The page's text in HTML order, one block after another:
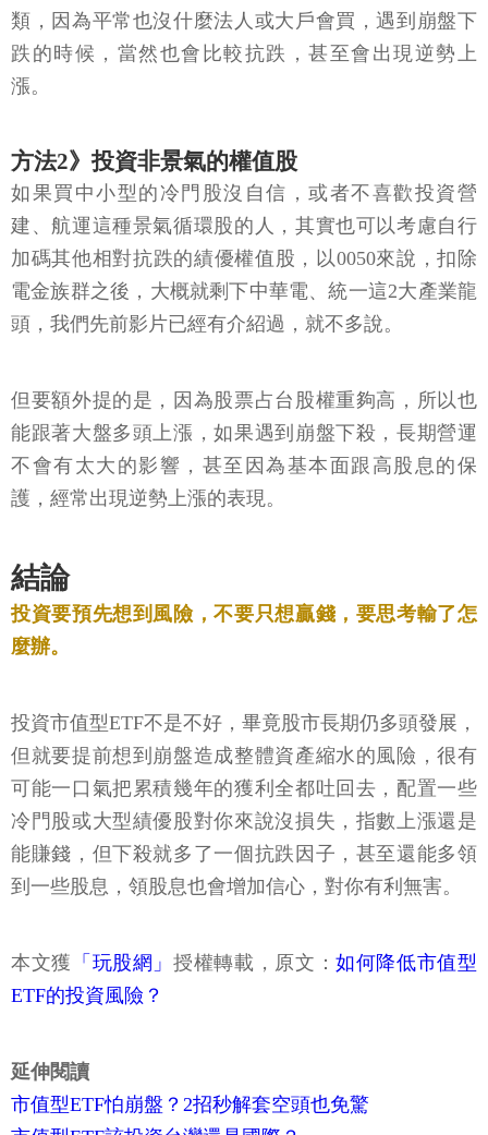
類，因為平常也沒什麼法人或大戶會買，遇到崩盤下
跌的時候，當然也會比較抗跌，甚至會出現逆勢上
漲。
方法2》投資非景氣的權值股
如果買中小型的冷門股沒自信，或者不喜歡投資營
建、航運這種景氣循環股的人，其實也可以考慮自行
加碼其他相對抗跌的績優權值股，以0050來說，扣除
電金族群之後，大概就剩下中華電、統一這2大產業龍
頭，我們先前影片已經有介紹過，就不多說。
但要額外提的是，因為股票占台股權重夠高，所以也
能跟著大盤多頭上漲，如果遇到崩盤下殺，長期營運
不會有太大的影響，甚至因為基本面跟高股息的保
護，經常出現逆勢上漲的表現。
結論
投資要預先想到風險，不要只想贏錢，要思考輸了怎
麼辦。
投資市值型ETF不是不好，畢竟股市長期仍多頭發展，
但就要提前想到崩盤造成整體資產縮水的風險，很有
可能一口氣把累積幾年的獲利全都吐回去，配置一些
冷門股或大型績優股對你來說沒損失，指數上漲還是
能賺錢，但下殺就多了一個抗跌因子，甚至還能多領
到一些股息，領股息也會增加信心，對你有利無害。
本文獲 「玩股網」授權轉載，原文：如何降低市值型
ETF的投資風險？
延伸閱讀
市值型ETF怕崩盤？2招秒解套空頭也免驚